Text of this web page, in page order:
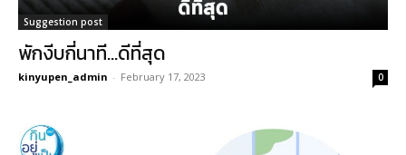
Suggestion post
พักงีบกี่นาที…ดีที่สุด
kinyupen_admin - February 17, 2023 0